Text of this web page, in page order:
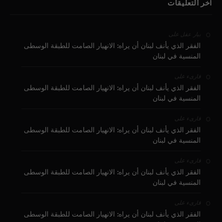
آخر التعليقات
بيار عقل على
الفقر الذي يأنف لبنان أن يراه: الانهيار الصامت للطبقة الوسطى
المنسية في لبنان
قارىء على
الفقر الذي يأنف لبنان أن يراه: الانهيار الصامت للطبقة الوسطى
المنسية في لبنان
قارىء على
الفقر الذي يأنف لبنان أن يراه: الانهيار الصامت للطبقة الوسطى
المنسية في لبنان
قارىء على
الفقر الذي يأنف لبنان أن يراه: الانهيار الصامت للطبقة الوسطى
المنسية في لبنان
قارىء على
الفقر الذي يأنف لبنان أن يراه: الانهيار الصامت للطبقة الوسطى